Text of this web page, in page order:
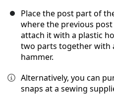
Place the post part of
where the previous
attach it with a plastic
two parts together with
hammer.
Alternatively, you can
snaps at a sewing